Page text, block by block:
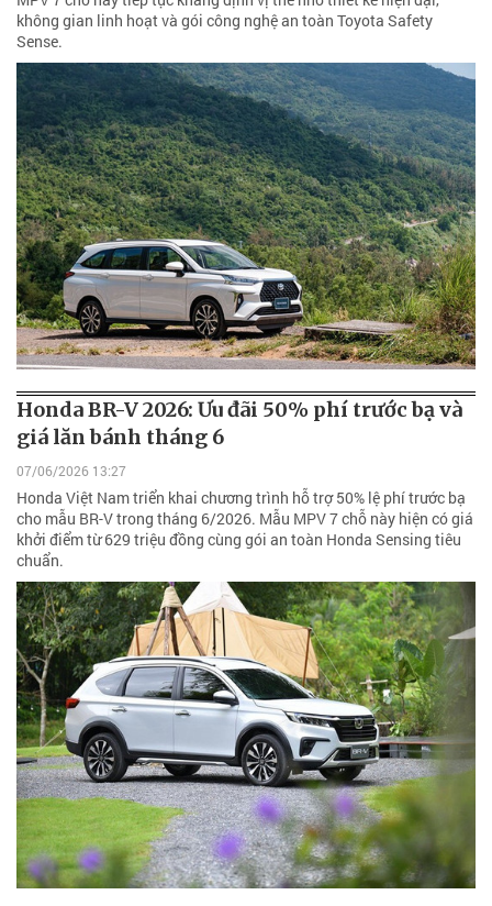
không gian linh hoạt và gói công nghệ an toàn Toyota Safety
Sense.
Honda BR-V 2026: Ưu đãi 50% phí trước bạ và
giá lăn bánh tháng 6
07/06/2026 13:27
Honda Việt Nam triển khai chương trình hỗ trợ 50% lệ phí trước bạ
cho mẫu BR-V trong tháng 6/2026. Mẫu MPV 7 chỗ này hiện có giá
khởi điểm từ 629 triệu đồng cùng gói an toàn Honda Sensing tiêu
chuẩn.